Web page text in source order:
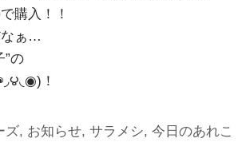
購入！！
なぁ…
”の
！
ズ, お知らせ,サラメシ,今日のあれこ